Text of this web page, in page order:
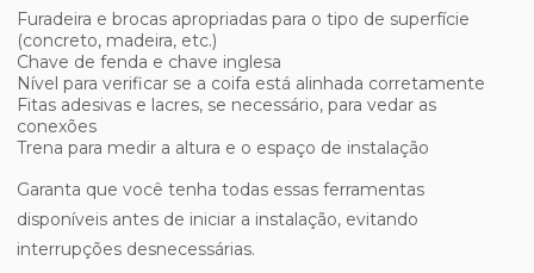
Furadeira e brocas apropriadas para o tipo de superfície
(concreto, madeira, etc.)
Chave de fenda e chave inglesa
Nível para verificar se a coifa está alinhada corretamente
Fitas adesivas e lacres, se necessário, para vedar as
conexões
Trena para medir a altura e o espaço de instalação
Garanta que você tenha todas essas ferramentas
disponíveis antes de iniciar a instalação, evitando
interrupções desnecessárias.